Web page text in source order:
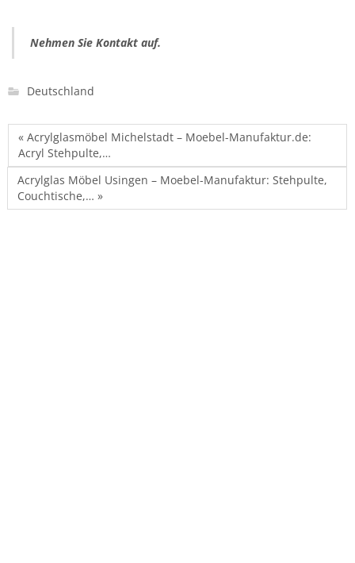
Nehmen Sie Kontakt auf.
Deutschland
« Acrylglasmöbel Michelstadt – Moebel-Manufaktur.de:
Acryl Stehpulte,…
Acrylglas Möbel Usingen – Moebel-Manufaktur: Stehpulte,
Couchtische,… »